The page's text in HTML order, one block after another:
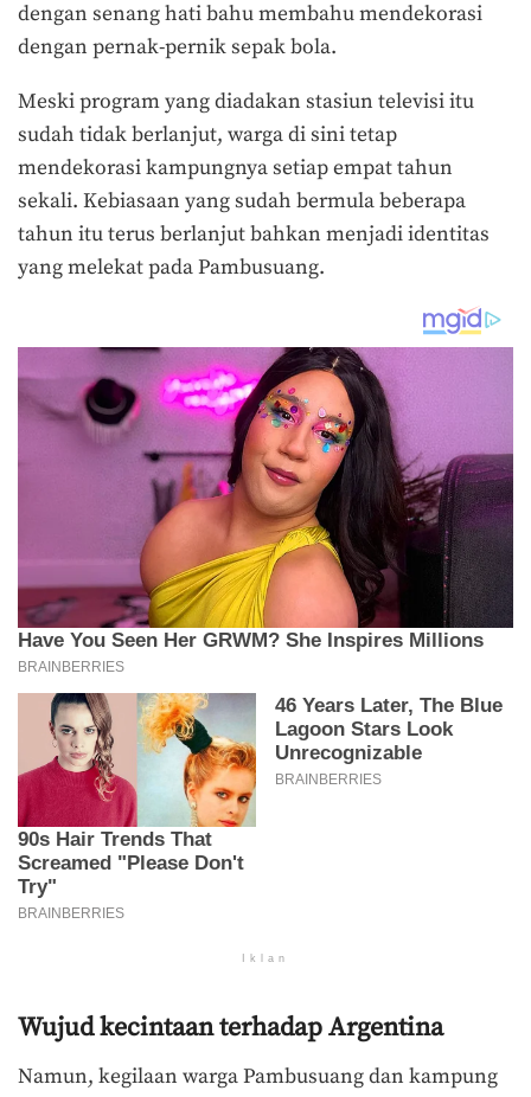
dengan senang hati bahu membahu mendekorasi
dengan pernak-pernik sepak bola.
Meski program yang diadakan stasiun televisi itu
sudah tidak berlanjut, warga di sini tetap
mendekorasi kampungnya setiap empat tahun
sekali. Kebiasaan yang sudah bermula beberapa
tahun itu terus berlanjut bahkan menjadi identitas
yang melekat pada Pambusuang.
Iklan
Wujud kecintaan terhadap Argentina
Namun, kegilaan warga Pambusuang dan kampung